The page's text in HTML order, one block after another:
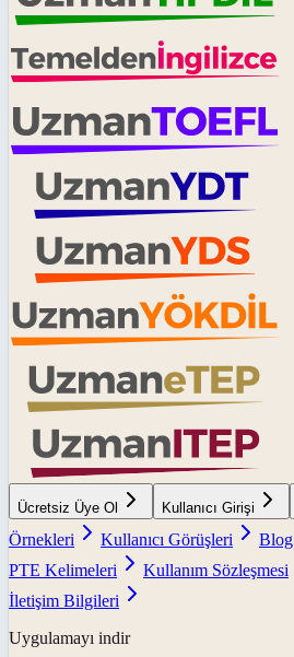
Ücretsiz Üye Ol Kullanıcı Girişi
Örnekleri
Kullanıcı Görüşleri Blog
PTE Kelimeleri
Kullanım Sözleşmesi
İletişim Bilgileri
Uygulamayı indir